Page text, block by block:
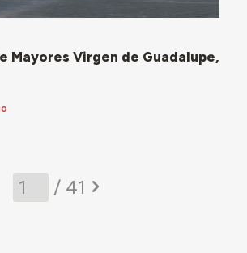
Mayores Virgen de Guadalupe,
/ 41